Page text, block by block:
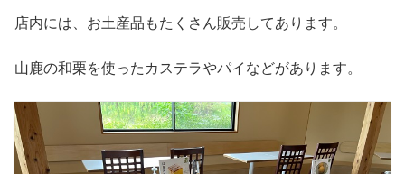
店内には、お土産品もたくさん販売してあります。
山鹿の和栗を使ったカステラやパイなどがあります。